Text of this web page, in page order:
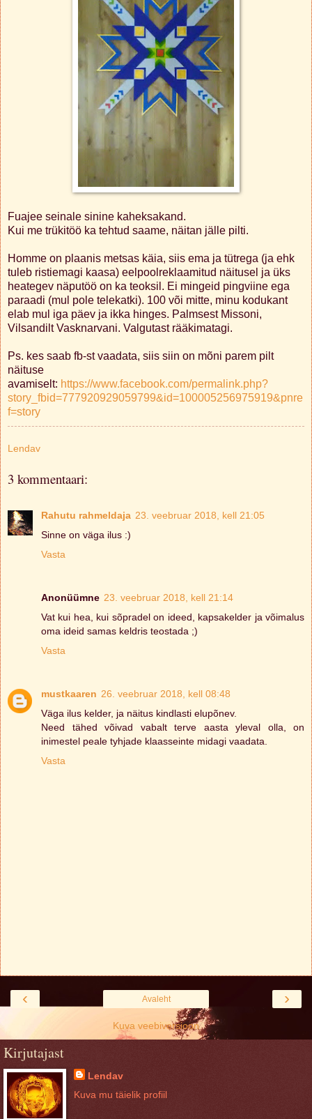
Fuajee seinale sinine kaheksakand.
Kui me trükitöö ka tehtud saame, näitan jälle pilti.
Homme on plaanis metsas käia, siis ema ja tütrega (ja ehk
tuleb ristiemagi kaasa) eelpoolreklaamitud näitusel ja üks
heategev näputöö on ka teoksil. Ei mingeid pingviine ega
paraadi (mul pole telekatki). 100 või mitte, minu kodukant
elab mul iga päev ja ikka hinges. Palmsest Missoni,
Vilsandilt Vasknarvani. Valgutast rääkimatagi.
Ps. kes saab fb-st vaadata, siis siin on mõni parem pilt
näituse
avamiselt: https://www.facebook.com/permalink.php?
story_fbid=777920929059799&id=100005256975919&pnre
f=story
Lendav
3 kommentaari:
Rahutu rahmeldaja 23. veebruar 2018, kell 21:05
Sinne on väga ilus :)
Vasta
Anonüümne 23. veebruar 2018, kell 21:14
Vat kui hea, kui sõpradel on ideed, kapsakelder ja võimalus
oma ideid samas keldris teostada ;)
Vasta
mustkaaren 26. veebruar 2018, kell 08:48
Väga ilus kelder, ja näitus kindlasti elupõnev.
Need tähed võivad vabalt terve aasta yleval olla, on
inimestel peale tyhjade klaasseinte midagi vaadata.
Vasta
‹ ›
Avaleht
Kuva veebiversioon
Kirjutajast
Lendav
Kuva mu täielik profiil